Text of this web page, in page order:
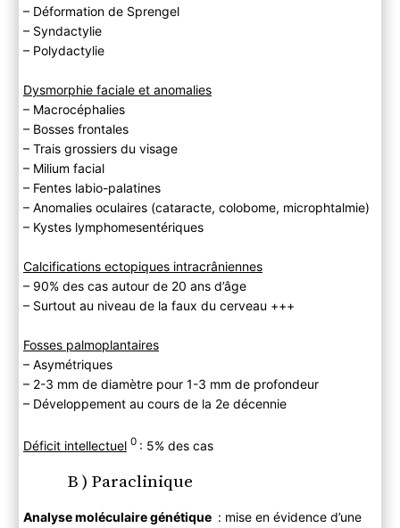
– Déformation de Sprengel
– Syndactylie
– Polydactylie
Dysmorphie faciale et anomalies
– Macrocéphalies
– Bosses frontales
– Trais grossiers du visage
– Milium facial
– Fentes labio-palatines
– Anomalies oculaires (cataracte, colobome, microphtalmie)
– Kystes lymphomesentériques
Calcifications ectopiques intracrâniennes
– 90% des cas autour de 20 ans d’âge
– Surtout au niveau de la faux du cerveau +++
Fosses palmoplantaires
– Asymétriques
– 2-3 mm de diamètre pour 1-3 mm de profondeur
– Développement au cours de la 2e décennie
Déficit intellectuel 0 : 5% des cas
B ) Paraclinique
Analyse moléculaire génétique : mise en évidence d’une